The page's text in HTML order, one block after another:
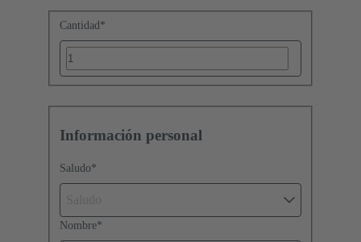
Cantidad*
Información personal
Saludo*
Nombre*